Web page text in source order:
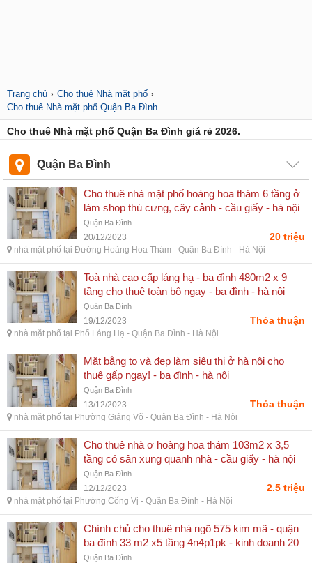
Trang chủ › Cho thuê Nhà mặt phố ›
Cho thuê Nhà mặt phố Quận Ba Đình
Cho thuê Nhà mặt phố Quận Ba Đình giá rẻ 2026.
Quận Ba Đình
Cho thuê nhà mặt phố hoàng hoa thám 6 tầng ở
làm shop thú cưng, cây cảnh - cầu giấy - hà nội
Quận Ba Đình
20/12/2023 20 triệu
nhà mặt phố tại Đường Hoàng Hoa Thám - Quận Ba Đình - Hà Nội
Toà nhà cao cấp láng hạ - ba đình 480m2 x 9
tầng cho thuê toàn bộ ngay - ba đình - hà nội
Quận Ba Đình
19/12/2023 Thỏa thuận
nhà mặt phố tại Phố Láng Hạ - Quận Ba Đình - Hà Nội
Mặt bằng to và đẹp làm siêu thị ở hà nội cho
thuê gấp ngay! - ba đình - hà nội
Quận Ba Đình
13/12/2023 Thỏa thuận
nhà mặt phố tại Phường Giảng Võ - Quận Ba Đình - Hà Nội
Cho thuê nhà ơ hoàng hoa thám 103m2 x 3,5
tầng có sân xung quanh nhà - cầu giấy - hà nội
Quận Ba Đình
12/12/2023 2.5 triệu
nhà mặt phố tại Phường Cống Vị - Quận Ba Đình - Hà Nội
Chính chủ cho thuê nhà ngõ 575 kim mã - quận
ba đình 33 m2 x5 tầng 4n4p1pk - kinh doanh 20
tr/tháng - đống đa - hà nội
Quận Ba Đình